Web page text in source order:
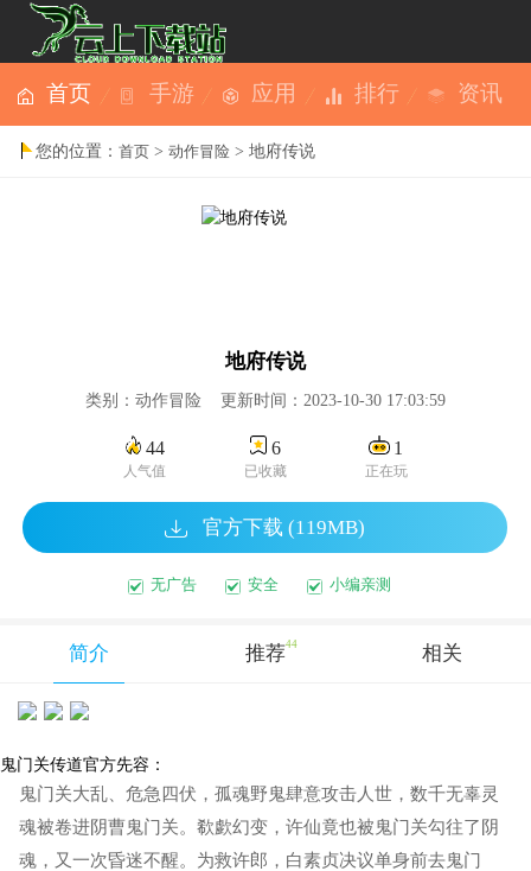
首页 手游 应用 排行 资讯
您的位置：首页 >动作冒险 > 地府传说
地府传说
类别：动作冒险 更新时间：2023-10-30 17:03:59
44
人气值
6
已收藏
1
正在玩
官方下载 (119MB)
无广告 安全 小编亲测
简介 推荐44 相关
鬼门关传道官方先容：
鬼门关大乱、危急四伏，孤魂野鬼肆意攻击人世，数千无辜灵
魂被卷进阴曹鬼门关。欷歔幻变，许仙竟也被鬼门关勾往了阴
魂，又一次昏迷不醒。为救许郎，白素贞决议单身前去鬼门